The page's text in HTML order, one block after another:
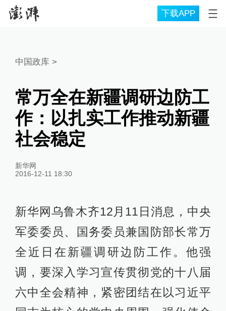
下载APP
中国政库 >
常万全在新疆调研边防工
作：以扎实工作推动新疆
社会稳定
新华网
2016-12-11 18:30
新华网乌鲁木齐12月11日消息，中央
军委委员、国务委员兼国防部长常万
全近日在新疆调研边防工作。他强
调，要深入学习宣传贯彻党的十八届
六中全会精神，紧密团结在以习近平